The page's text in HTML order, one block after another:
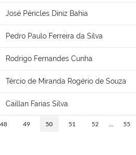
José Péricles Diniz Bahia
Pedro Paulo Ferreira da Silva
Rodrigo Fernandes Cunha
Tércio de Miranda Rogério de Souza
Caillan Farias Silva
48 49 50 51 52 55